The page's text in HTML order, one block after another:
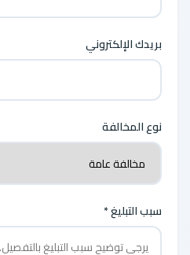
بريدك الإلكتروني
نوع المخالفة
سبب التبليغ *